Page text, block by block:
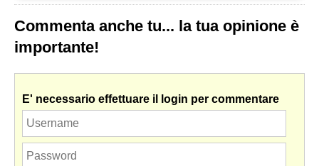
Commenta anche tu... la tua opinione è
importante!
E' necessario effettuare il login per commentare